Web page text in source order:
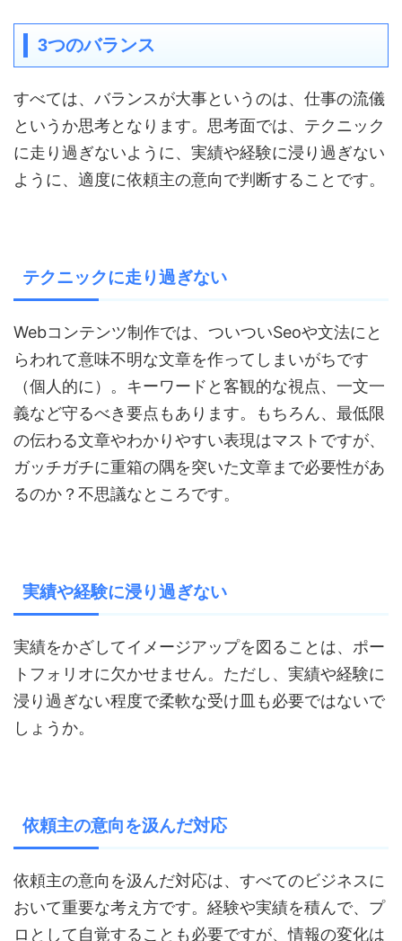
3つのバランス
すべては、バランスが大事というのは、仕事の流儀
というか思考となります。思考面では、テクニック
に走り過ぎないように、実績や経験に浸り過ぎない
ように、適度に依頼主の意向で判断することです。
テクニックに走り過ぎない
Webコンテンツ制作では、ついついSeoや文法にと
らわれて意味不明な文章を作ってしまいがちです
（個人的に）。キーワードと客観的な視点、一文一
義など守るべき要点もあります。もちろん、最低限
の伝わる文章やわかりやすい表現はマストですが、
ガッチガチに重箱の隅を突いた文章まで必要性があ
るのか？不思議なところです。
実績や経験に浸り過ぎない
実績をかざしてイメージアップを図ることは、ポー
トフォリオに欠かせません。ただし、実績や経験に
浸り過ぎない程度で柔軟な受け皿も必要ではないで
しょうか。
依頼主の意向を汲んだ対応
依頼主の意向を汲んだ対応は、すべてのビジネスに
おいて重要な考え方です。経験や実績を積んで、プ
ロとして自覚することも必要ですが、情報の変化は